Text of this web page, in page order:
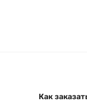
Как